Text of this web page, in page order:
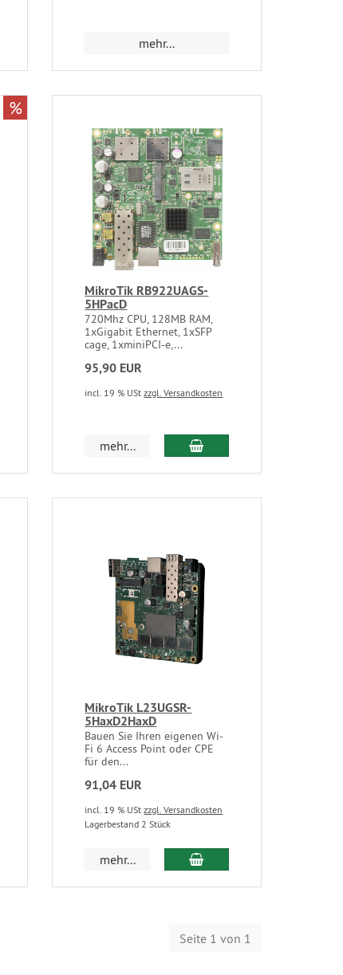
mehr...
%
MikroTik RB922UAGS-
5HPacD
720Mhz CPU, 128MB RAM,
1xGigabit Ethernet, 1xSFP
cage, 1xminiPCI-e,...
95,90 EUR
incl. 19 % UStzzgl. Versandkosten
mehr...
MikroTik L23UGSR-
5HaxD2HaxD
Bauen Sie Ihren eigenen Wi-
Fi 6 Access Point oder CPE
für den...
91,04 EUR
incl. 19 % UStzzgl. Versandkosten
Lagerbestand 2 Stück
mehr...
Seite 1 von 1